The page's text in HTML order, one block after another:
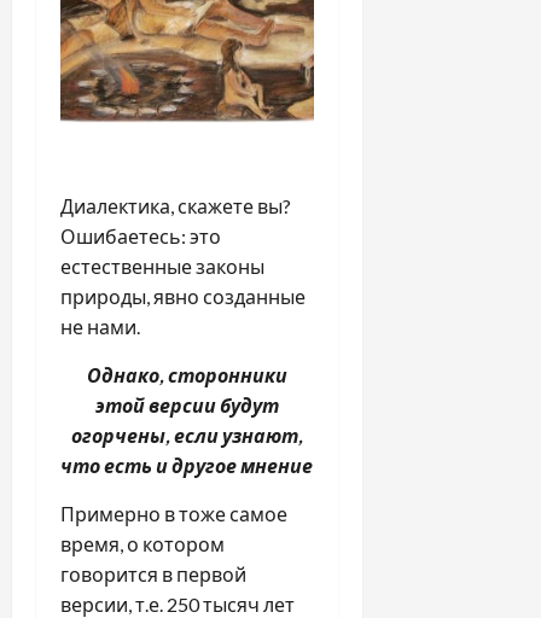
Диалектика, скажете вы?
Ошибаетесь: это
естественные законы
природы, явно созданные
не нами.
Однако, сторонники
этой версии будут
огорчены, если узнают,
что есть и другое мнение
Примерно в тоже самое
время, о котором
говорится в первой
версии, т.е. 250 тысяч лет